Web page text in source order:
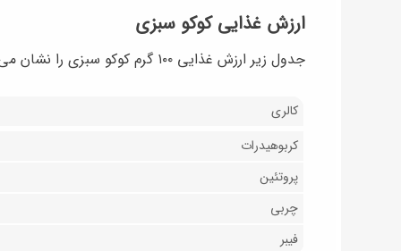
ارزش غذایی کوکو سبزی
جدول زیر ارزش غذایی ۱۰۰ گرم کوکو سبزی را نشان می‌دهد:
کالری
کربوهیدرات
پروتئین
چربی
فیبر